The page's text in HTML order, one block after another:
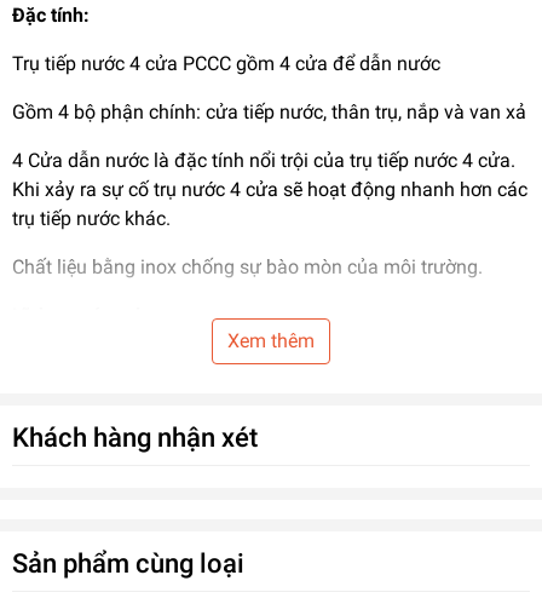
Đặc tính:
Trụ tiếp nước 4 cửa PCCC gồm 4 cửa để dẫn nước
Gồm 4 bộ phận chính: cửa tiếp nước, thân trụ, nắp và van xả
4 Cửa dẫn nước là đặc tính nổi trội của trụ tiếp nước 4 cửa.
Khi xảy ra sự cố trụ nước 4 cửa sẽ hoạt động nhanh hơn các
trụ tiếp nước khác.
Chất liệu bằng inox chống sự bào mòn của môi trường.
Được ứng dụng trong lĩnh vực cấp thoát nước, hệ thống
Thông số kĩ thuật:
Kiểu kết nối: Mặt bích
Xem thêm
Khách hàng nhận xét
Sản phẩm cùng loại